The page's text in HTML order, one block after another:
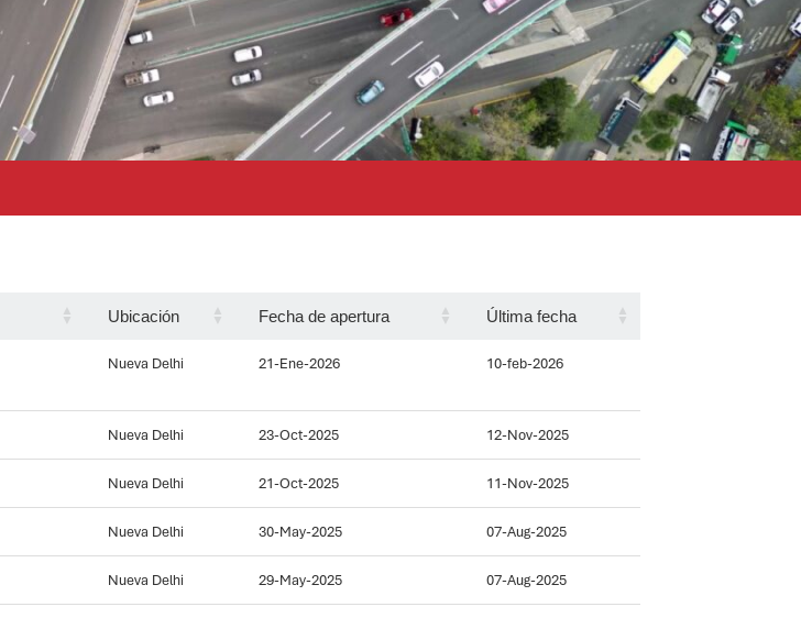
Ubicación Fecha de apertura Última fecha
Nueva Delhi 21-Ene-2026 10-feb-2026
Nueva Delhi 23-Oct-2025 12-Nov-2025
Nueva Delhi 21-Oct-2025 11-Nov-2025
Nueva Delhi 30-May-2025 07-Aug-2025
Nueva Delhi 29-May-2025 07-Aug-2025